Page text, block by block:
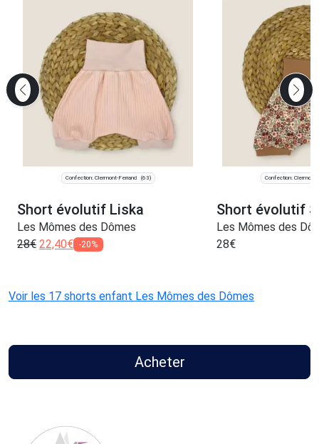
Confection: Clermont-Ferrand (63)
Short évolutif Liska
Les Mômes des Dômes
28€ 22,40€ -20%
Confection: Clermont-
Short évolutif
Les Mômes des
28€
Voir les 17 shorts enfant Les Mômes des Dômes
Acheter